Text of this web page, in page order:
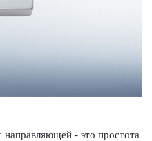
- это про­с­тота